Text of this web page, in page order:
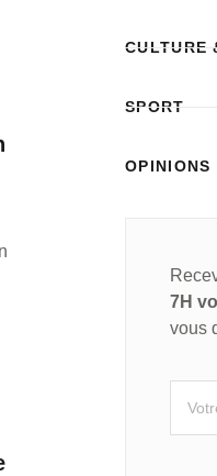
CULTURE
SPORT
OPINIONS
7H
vous